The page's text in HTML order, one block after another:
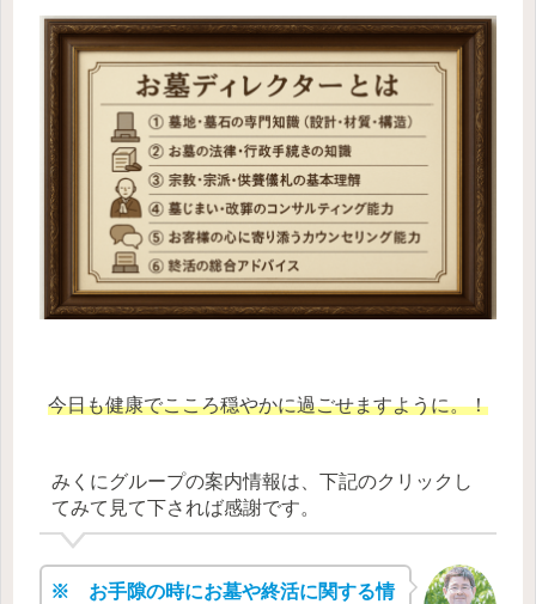
今日も健康でこころ穏やかに過ごせますように。！
みくにグループの案内情報は、下記のクリックし
てみて見て下されば感謝です。
※ お手隙の時にお墓や終活に関する情